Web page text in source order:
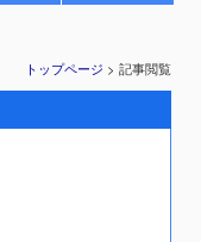
トップページ > 記事閲覧